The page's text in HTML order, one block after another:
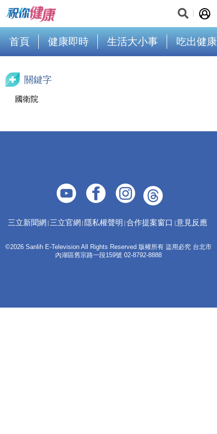
首頁 健康即時 生活大小事 吃出健康
關鍵字
國衛院
三立新聞網 三立官網 隱私權聲明 合作提案窗口 意見反應
©2026 Sanlih E-Television All Rights Reserved 版權所有 盜用必究 台北市
內湖區舊宗路一段159號 02-8792-8888